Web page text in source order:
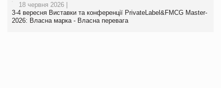
18 червня 2026 |
3-4 вересня Виставки та конференції PrivateLabel&FMCG Master-
2026: Власна марка - Власна перевага